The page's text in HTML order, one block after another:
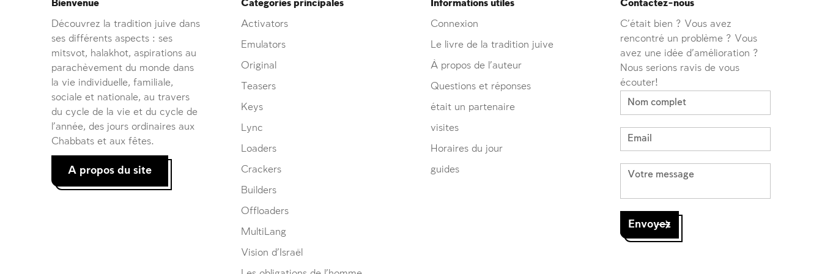
Contactez-nous
C'était bien ? Vous avez
rencontré un problème ? Vous
avez une idée d'amélioration ?
Nous serions ravis de vous
écouter!
Informations utiles
Connexion
Le livre de la tradition juive
À propos de l’auteur
Questions et réponses
était un partenaire
visites
Horaires du jour
guides
Catégories principales
Activators
Emulators
Original
Teasers
Keys
Lync
Loaders
Crackers
Builders
Offloaders
MultiLang
Vision d’Israël
Bienvenue
Découvrez la tradition juive dans
ses différents aspects : ses
mitsvot, halakhot, aspirations au
parachèvement du monde dans
la vie individuelle, familiale,
sociale et nationale, au travers
du cycle de la vie et du cycle de
l’année, des jours ordinaires aux
Chabbats et aux fêtes.
A propos du site